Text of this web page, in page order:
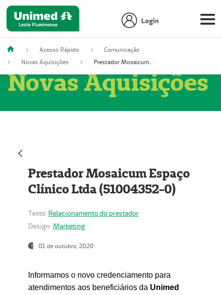
Login
Acesso Rápido
Comunicação
Novas Aquisições
Prestador Mosaicum Espaço Clínico Ltda (51004352-0)
Novas Aquisições
Prestador Mosaicum Espaço
Clínico Ltda (51004352-0)
Texto: Relacionamento do prestador
Design: Marketing
01 de outubro, 2020
Informamos o novo credenciamento para
atendimentos aos beneficiários da Unimed